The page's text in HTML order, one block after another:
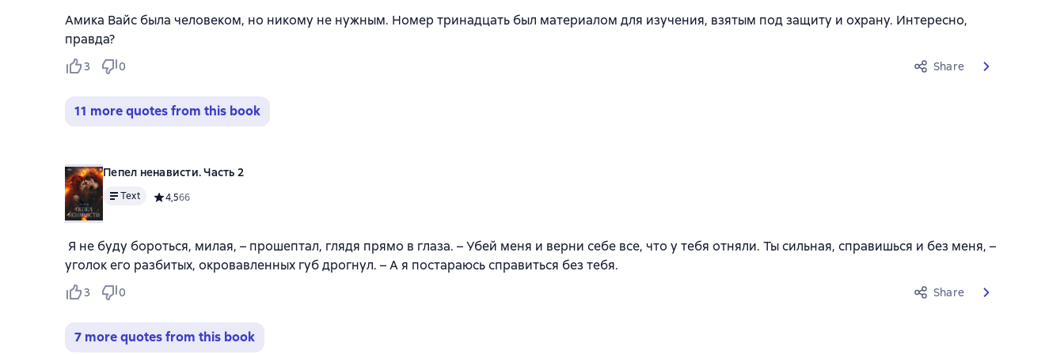
Амика Вайс была человеком, но никому не нужным. Номер тринадцать был материалом для изучения, взятым под защиту и охрану. Интересно,
правда?
3 0 Share
11 more quotes from this book
Пепел ненависти. Часть 2
Text Средний рейтинг 4,5 на основе 66 оценок
4,566
Я не буду бороться, милая, – прошептал, глядя прямо в глаза. – Убей меня и верни себе все, что у тебя отняли. Ты сильная, справишься и без меня, –
уголок его разбитых, окровавленных губ дрогнул. – А я постараюсь справиться без тебя.
3 0 Share
7 more quotes from this book